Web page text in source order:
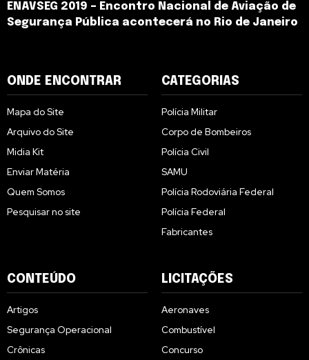
ENAVSEG 2019 – Encontro Nacional de Aviação de
Segurança Pública acontecerá no Rio de Janeiro
ONDE ENCONTRAR
Mapa do Site
Arquivo do Site
Midia Kit
Enviar Matéria
Quem Somos
Pesquisar no site
CATEGORIAS
Polícia Militar
Corpo de Bombeiros
Polícia Civil
SAMU
Polícia Rodoviária Federal
Polícia Federal
Fabricantes
CONTEÚDO
Artigos
Segurança Operacional
Crônicas
LICITAÇÕES
Aeronaves
Combustível
Concurso